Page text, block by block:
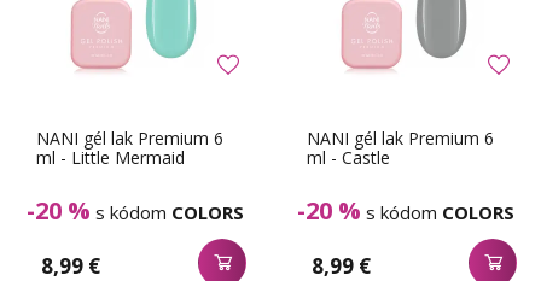
NANI gél lak Premium 6
ml - Little Mermaid
-20 % s kódom COLORS
8,99 €
NANI gél lak Premium 6
ml - Castle
-20 % s kódom COLORS
8,99 €